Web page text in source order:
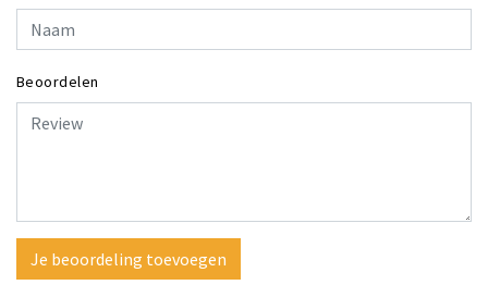
Beoordelen
Je beoordeling toevoegen